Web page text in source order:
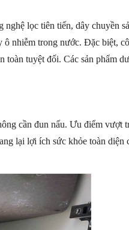
lọc tiên tiến, dây chuyền
ô nhiễm trong nước. Đặc biệt,
tuyệt đối. Các sản phẩm
cần đun nấu. Ưu điểm vượt
lại lợi ích sức khỏe toàn diện